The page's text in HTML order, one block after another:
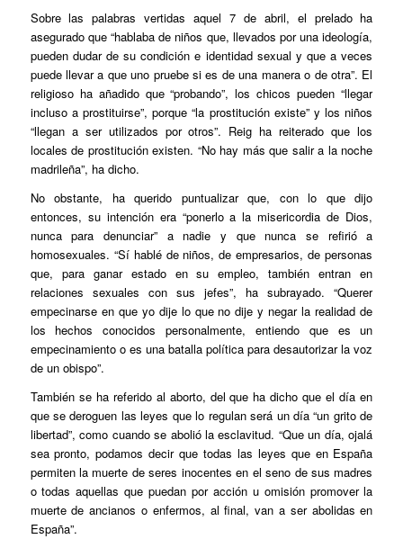
Sobre las palabras vertidas aquel 7 de abril, el prelado ha
asegurado que “hablaba de niños que, llevados por una ideología,
pueden dudar de su condición e identidad sexual y que a veces
puede llevar a que uno pruebe si es de una manera o de otra”. El
religioso ha añadido que “probando”, los chicos pueden “llegar
incluso a prostituirse”, porque “la prostitución existe” y los niños
“llegan a ser utilizados por otros”. Reig ha reiterado que los
locales de prostitución existen. “No hay más que salir a la noche
madrileña”, ha dicho.
No obstante, ha querido puntualizar que, con lo que dijo
entonces, su intención era “ponerlo a la misericordia de Dios,
nunca para denunciar” a nadie y que nunca se refirió a
homosexuales. “Sí hablé de niños, de empresarios, de personas
que, para ganar estado en su empleo, también entran en
relaciones sexuales con sus jefes”, ha subrayado. “Querer
empecinarse en que yo dije lo que no dije y negar la realidad de
los hechos conocidos personalmente, entiendo que es un
empecinamiento o es una batalla política para desautorizar la voz
de un obispo”.
También se ha referido al aborto, del que ha dicho que el día en
que se deroguen las leyes que lo regulan será un día “un grito de
libertad”, como cuando se abolió la esclavitud. “Que un día, ojalá
sea pronto, podamos decir que todas las leyes que en España
permiten la muerte de seres inocentes en el seno de sus madres
o todas aquellas que puedan por acción u omisión promover la
muerte de ancianos o enfermos, al final, van a ser abolidas en
España”.